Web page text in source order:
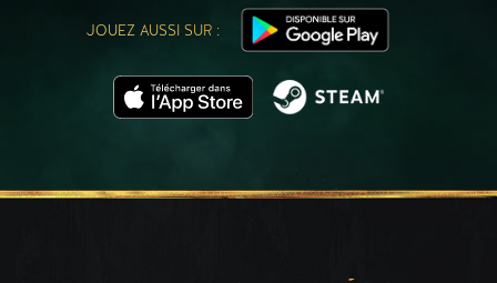
JOUEZ AUSSI SUR :